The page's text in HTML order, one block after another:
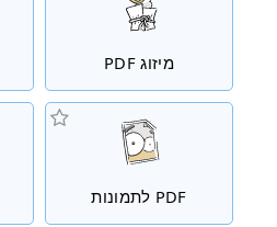
מיזוג PDF
PDF לתמונות